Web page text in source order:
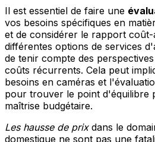
Il est essentiel de faire une
vos besoins spécifiques en
et de considérer le rapport coût-
différentes options de services
de tenir compte des
coûts récurrents. Cela peut
besoins en caméras et
pour trouver le point d'équilibre
maîtrise budgétaire.
Les hausse de prixdans le
domestique ne sont pas une